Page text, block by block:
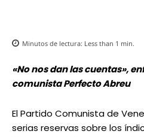
Minutos de lectura: Less than 1 min.
«No nos dan las cuentas»,
comunista Perfecto Abreu
El Partido Comunista de
serias reservas sobre los